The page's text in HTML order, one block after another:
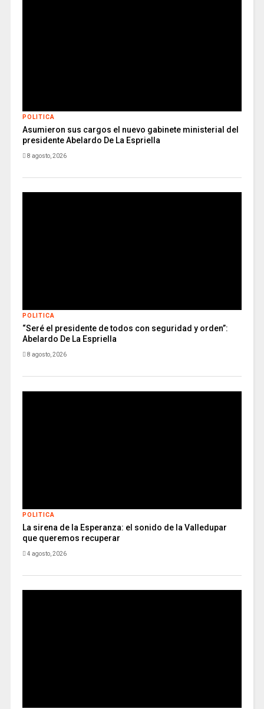
POLITICA
Asumieron sus cargos el nuevo gabinete ministerial del
presidente Abelardo De La Espriella
8 agosto, 2026
POLITICA
“Seré el presidente de todos con seguridad y orden”:
Abelardo De La Espriella
8 agosto, 2026
POLITICA
La sirena de la Esperanza: el sonido de la Valledupar
que queremos recuperar
4 agosto, 2026